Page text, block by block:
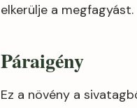
elkerülje a megfagyást.
Páraigény
Ez a növény a